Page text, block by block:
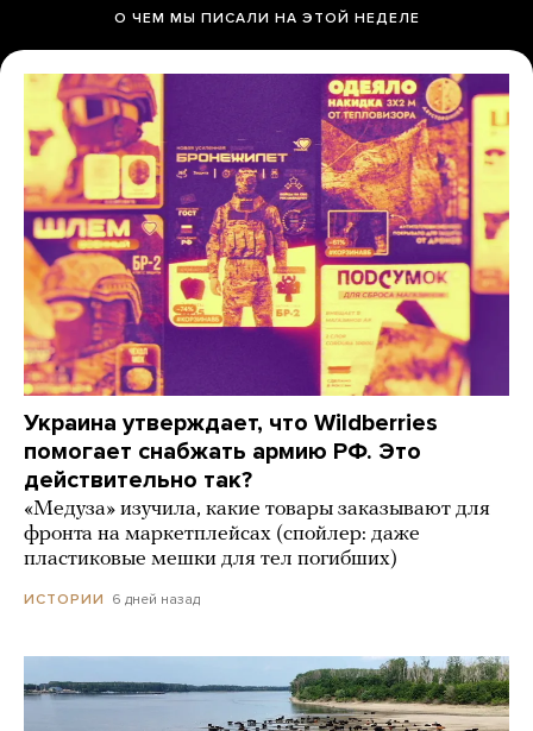
О ЧЕМ МЫ ПИСАЛИ НА ЭТОЙ НЕДЕЛЕ
Украина утверждает, что Wildberries
помогает снабжать армию РФ. Это
действительно так?
«Медуза» изучила, какие товары заказывают для
фронта на маркетплейсах (спойлер: даже
пластиковые мешки для тел погибших)
ИСТОРИИ 6 дней назад